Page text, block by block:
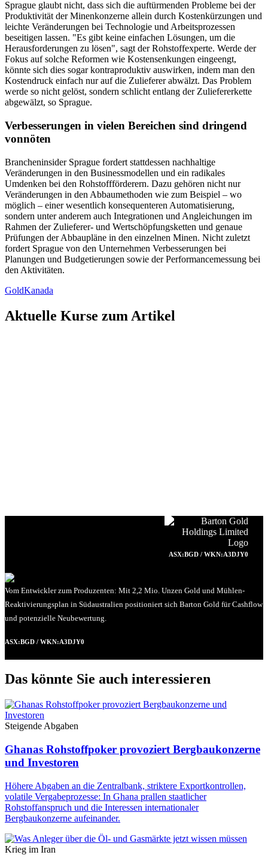
Sprague glaubt nicht, dass sich die auftürmenden Probleme bei der
Produktivität der Minenkonzerne allein durch Kostenkürzungen und
leichte Veränderungen bei Technologie und Arbeitsprozessen
beseitigen lassen. "Es gibt keine einfachen Lösungen, um die
Herausforderungen zu lösen", sagt der Rohstoffexperte. Werde der
Fokus auf solche Reformen wie Kostensenkungen eingeengt,
könnte sich dies sogar kontraproduktiv auswirken, indem man den
Kostendruck einfach nur auf die Zulieferer abwälzt. Das Problem
werde so nicht gelöst, sondern schlicht entlang der Zuliefererkette
abgewälzt, so Sprague.
Verbesserungen in vielen Bereichen sind dringend
vonnöten
Brancheninsider Sprague fordert stattdessen nachhaltige
Veränderungen in den Businessmodellen und ein radikales
Umdenken bei den Rohstoffförderern. Dazu gehören nicht nur
Veränderungen in den Abbaumethoden wie zum Beispiel – wo
möglich – einer wesentlich konsequenteren Automatisierung,
sondern unter anderem auch Integrationen und Angleichungen im
Rahmen der Zulieferer- und Wertschöpfungsketten und genaue
Prüfungen der Abbaupläne in den einzelnen Minen. Nicht zuletzt
fordert Sprague von den Unternehmen Verbesserungen bei
Planungen und Budgetierungen sowie der Performancemessung bei
den Aktivitäten.
GoldKanada
Aktuelle Kurse zum Artikel
ASX:BGD / WKN:A3DJY0
Vom Entwickler zum Produzenten: Mit 2,2 Mio. Unzen Gold und Mühlen-
Reaktivierungsplan in Südaustralien positioniert sich Barton Gold für Cashflow
und potenzielle Neubewertung.
ASX:BGD / WKN:A3DJY0
Das könnte Sie auch interessieren
Steigende Abgaben
Ghanas Rohstoffpoker provoziert Bergbaukonzerne
und Investoren
Höhere Abgaben an die Zentralbank, striktere Exportkontrollen,
volatile Vergabeprozesse: In Ghana prallen staatlicher
Rohstoffanspruch und die Interessen internationaler
Bergbaukonzerne aufeinander.
Krieg im Iran